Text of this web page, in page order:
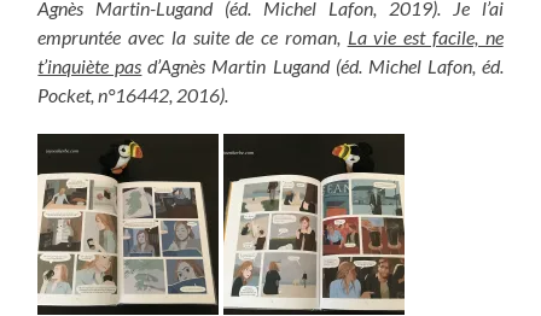
Agnès Martin-Lugand (éd. Michel Lafon, 2019). Je l’ai
empruntée avec la suite de ce roman, La vie est facile, ne
t’inquiète pas d’Agnès Martin Lugand (éd. Michel Lafon, éd.
Pocket, n°16442, 2016).